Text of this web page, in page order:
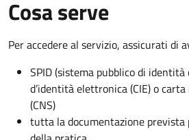
Cosa serve
Per accedere al servizio, assicurati di
SPID (sistema pubblico di
d’identità elettronica (CIE) o
(CNS)
tutta la documentazione prevista